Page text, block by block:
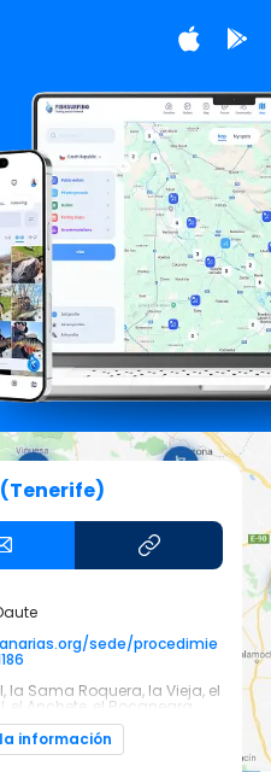
sede/procedimie
la Sama Roquera, la Vieja, el
el Anchete, el Bocanegra
las mejores zonas para
una zona muy común
gran variedad de peces.
información